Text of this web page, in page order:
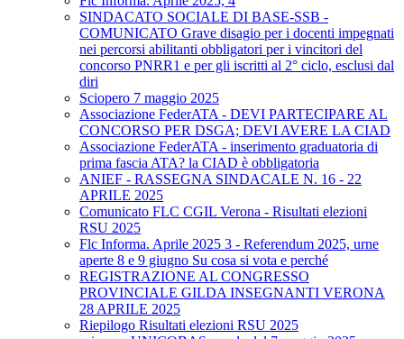
SINDACATO SOCIALE DI BASE-SSB -
COMUNICATO Grave disagio per i docenti impegnati
nei percorsi abilitanti obbligatori per i vincitori del
concorso PNRR1 e per gli iscritti al 2° ciclo, esclusi dal
diri
Sciopero 7 maggio 2025
Associazione FederATA - DEVI PARTECIPARE AL
CONCORSO PER DSGA; DEVI AVERE LA CIAD
Associazione FederATA - inserimento graduatoria di
prima fascia ATA? la CIAD è obbligatoria
ANIEF - RASSEGNA SINDACALE N. 16 - 22
APRILE 2025
Comunicato FLC CGIL Verona - Risultati elezioni
RSU 2025
Flc Informa. Aprile 2025 3 - Referendum 2025, urne
aperte 8 e 9 giugno Su cosa si vota e perché
REGISTRAZIONE AL CONGRESSO
PROVINCIALE GILDA INSEGNANTI VERONA
28 APRILE 2025
Riepilogo Risultati elezioni RSU 2025